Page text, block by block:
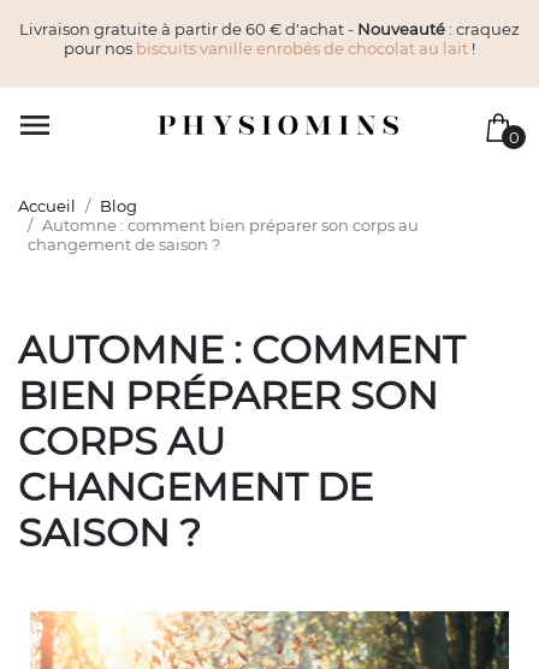
Livraison gratuite à partir de 60 € d'achat - Nouveauté: craquez
pour nos biscuits vanille enrobés de chocolat au lait !
 0
Accueil
Blog
Automne : comment bien préparer son corps au
changement de saison ?
AUTOMNE : COMMENT
BIEN PRÉPARER SON
CORPS AU
CHANGEMENT DE
SAISON ?